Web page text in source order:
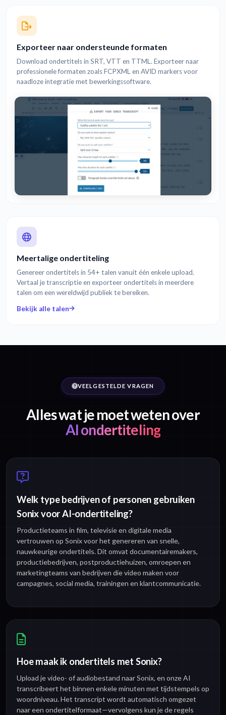
Exporteer naar ondersteunde formaten
Download ondertitels in SRT, VTT en TTML. Exporteer naar
professionele formaten zoals FCPXML en AVID markers voor
naadloze integratie met bewerkingssoftware.
Meertalige ondertiteling
Genereer ondertitels in 54+ talen vanuit één enkele upload.
Vertaal je transcriptie en exporteer ondertitels in meerdere
talen om een wereldwijd publiek te bereiken.
Bekijk alle talen
VEELGESTELDE VRAGEN
Alles wat je moet weten over
AI ondertiteling
Welk type bedrijven of personen gebruiken
Sonix voor AI-ondertiteling?
Productieteams in film, televisie en digitale media
vertrouwen op Sonix voor het genereren van snelle,
nauwkeurige ondertitels. Dit omvat documentairemakers,
productiebedrijven, postproductiehuizen, omroepen en
marketingteams van bedrijven die video maken voor
campagnes, social media, trainingen en klantcommunicatie.
Hoe maak ik ondertitels met Sonix?
Upload je video- of audiobestand naar Sonix, en onze AI
transcribeert het binnen enkele minuten met tijdstempels op
woordniveau. Het transcript wordt automatisch omgezet
naar een ondertitelformaat—vervolgens kun je de regels